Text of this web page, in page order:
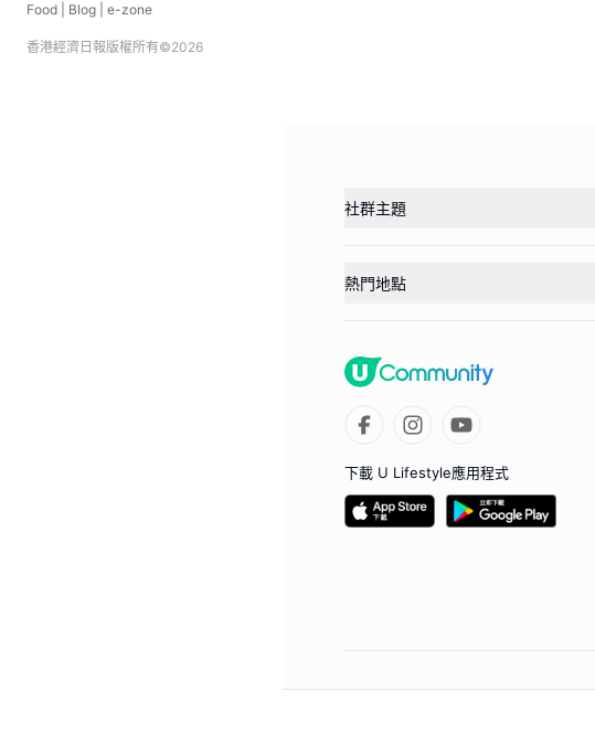
Food
Blog e-zone
香港經濟日報版權所有©2026
社群主題
熱門地點
下載 U Lifestyle應用程式